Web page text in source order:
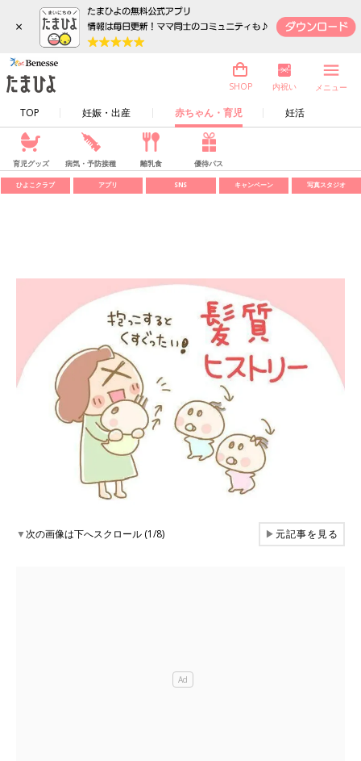
×
TOP 妊娠・出産 赤ちゃん・育児 妊活
SHOP 内祝い メニュー
育児グッズ 病気・予防接種 離乳食 優待パス
ひよこクラブ アプリ SNS キャンペーン 写真スタジオ
▼次の画像は下へスクロール (1/8) ▶元記事を見る